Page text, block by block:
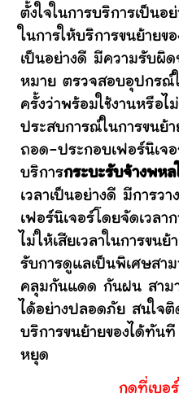
ตั้งใจในการบริการเป็นอ
ในการให้บริการขนย้าย
เป็นอย่างดี มีความรับผิ
หมาย ตรวจสอบอุปกรณ์
ครั้งว่าพร้อมใช้งานหรือ
ประสบการณ์ในการขนย้
ถอด-ประกอบเฟอร์นิเจ
บริการกระบะรับจ้างพหล
เวลาเป็นอย่างดี มีการว
เฟอร์นิเจอร์โดยจัดเวลา
ไม่ให้เสียเวลาในการขน
รับการดูแลเป็นพิเศษสา
คลุมกันแดด กันฝน สาม
ได้อย่างปลอดภัย สนใจ
บริการขนย้ายของได้ทัน
หยุด
กดที่เบอ